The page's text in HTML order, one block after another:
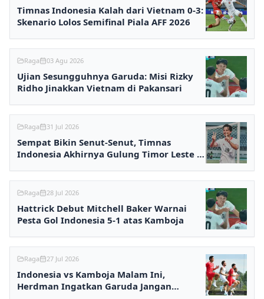
Timnas Indonesia Kalah dari Vietnam 0-3:
Skenario Lolos Semifinal Piala AFF 2026
Raga 03 Agu 2026
Ujian Sesungguhnya Garuda: Misi Rizky
Ridho Jinakkan Vietnam di Pakansari
Raga 31 Jul 2026
Sempat Bikin Senut-Senut, Timnas
Indonesia Akhirnya Gulung Timor Leste 3-
Raga 28 Jul 2026
Hattrick Debut Mitchell Baker Warnai
Pesta Gol Indonesia 5-1 atas Kamboja
Raga 27 Jul 2026
Indonesia vs Kamboja Malam Ini,
Herdman Ingatkan Garuda Jangan